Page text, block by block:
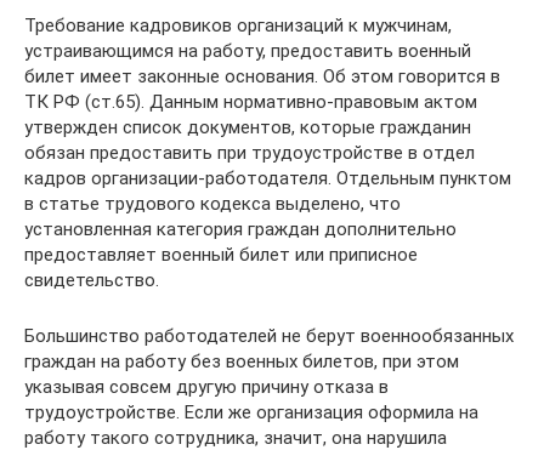
Требование кадровиков организаций к мужчинам,
устраивающимся на работу, предоставить военный
билет имеет законные основания. Об этом говорится в
ТК РФ (ст.65). Данным нормативно-правовым актом
утвержден список документов, которые гражданин
обязан предоставить при трудоустройстве в отдел
кадров организации-работодателя. Отдельным пунктом
в статье трудового кодекса выделено, что
установленная категория граждан дополнительно
предоставляет военный билет или приписное
свидетельство.
Большинство работодателей не берут военнообязанных
граждан на работу без военных билетов, при этом
указывая совсем другую причину отказа в
трудоустройстве. Если же организация оформила на
работу такого сотрудника, значит, она нарушила